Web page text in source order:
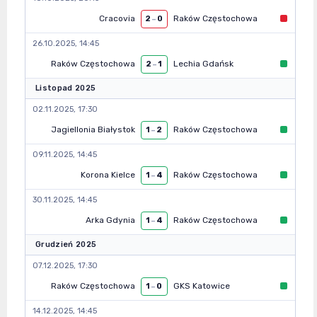
Cracovia 2 – 0 Raków Częstochowa
26.10.2025, 14:45
Raków Częstochowa 2 –1 Lechia Gdańsk
Listopad 2025
02.11.2025, 17:30
Jagiellonia Białystok 1 – 2 Raków Częstochowa
09.11.2025, 14:45
Korona Kielce 1 – 4 Raków Częstochowa
30.11.2025, 14:45
Arka Gdynia 1 – 4 Raków Częstochowa
Grudzień 2025
07.12.2025, 17:30
Raków Częstochowa 1 – 0 GKS Katowice
14.12.2025, 14:45